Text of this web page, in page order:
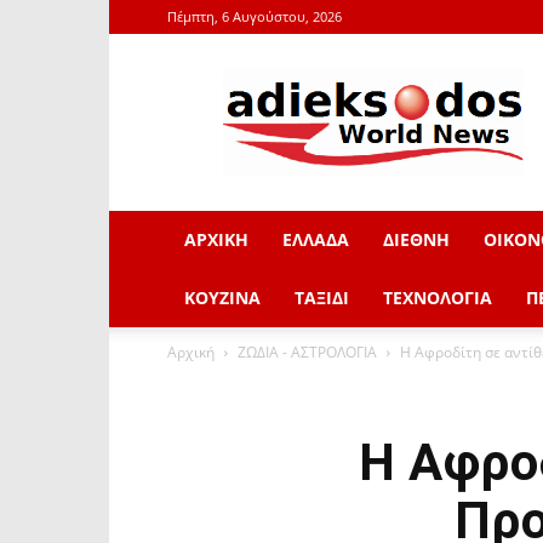
Πέμπτη, 6 Αυγούστου, 2026
adieksodos.gr
ΑΡΧΙΚΗ ΕΛΛΑΔΑ ΔΙΕΘΝΗ
ΚΟΥΖΙΝΑ ΤΑΞΙΔΙ ΤΕΧΝΟΛΟΓΙΑ
Αρχική ΖΩΔΙΑ - ΑΣΤΡΟΛΟΓΙΑ Η Αφροδίτη σε
Η